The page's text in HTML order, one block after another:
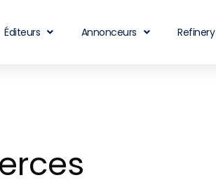
Éditeurs Annonceurs Refinery